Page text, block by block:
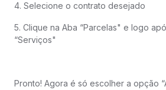
4. Selecione o contrato desejado
5. Clique na Aba “Parcelas" e logo
“Serviços"
Pronto! Agora é só escolher a opção